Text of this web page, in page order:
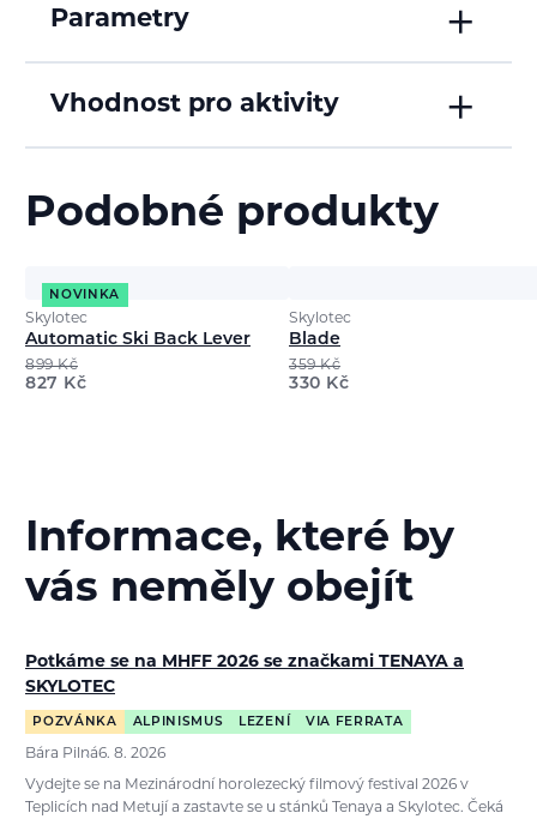
Parametry
Vhodnost pro aktivity
Podobné produkty
NOVINKA
Skylotec
Automatic Ski Back Lever
899Kč
827 Kč
Skylotec
Blade
359Kč
330 Kč
Informace, které by
vás neměly obejít
Potkáme se na MHFF 2026 se značkami TENAYA a
SKYLOTEC
POZVÁNKA ALPINISMUS LEZENÍ VIA FERRATA
Bára Pilná6. 8. 2026
Vydejte se na Mezinárodní horolezecký filmový festival 2026 v
Teplicích nad Metují a zastavte se u stánků Tenaya a Skylotec. Čeká